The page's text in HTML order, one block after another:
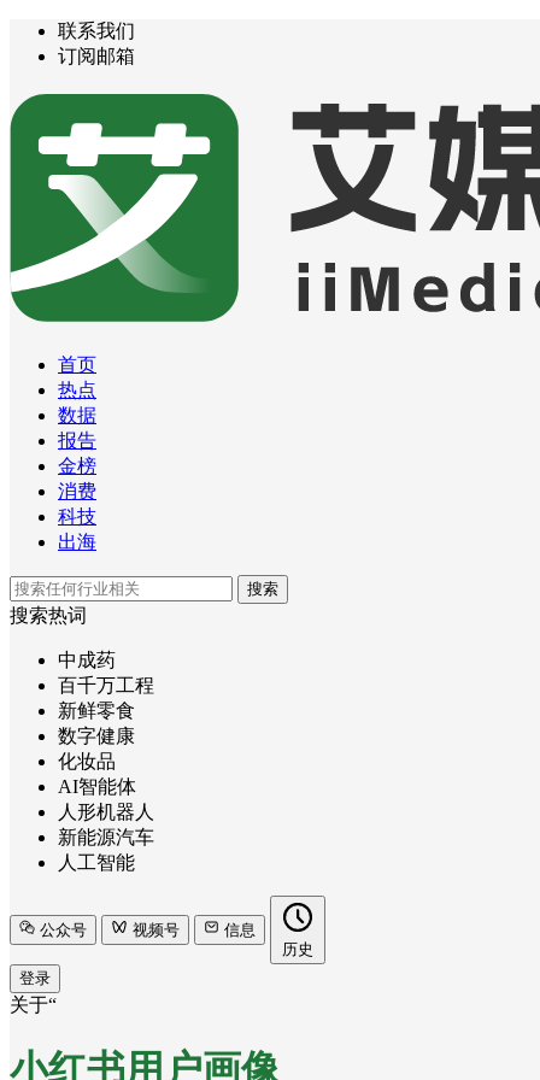
联系我们
订阅邮箱
首页
热点
数据
报告
金榜
消费
科技
出海
搜索
搜索热词
中成药
百千万工程
新鲜零食
数字健康
化妆品
AI智能体
人形机器人
新能源汽车
人工智能
公众号 视频号
信息
历史
登录
关于“
小红书用户画像